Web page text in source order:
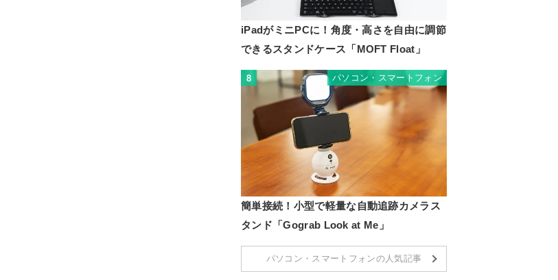
iPadがミニPCに！角度・高さを自由に調節
できるスタンドケース「MOFT Float」
8 パソコン・スマートフォン
簡単接続！小型で軽量な自動追跡カメラス
タンド「Gograb Look at Me」
パソコン・スマートフォンの人気記事